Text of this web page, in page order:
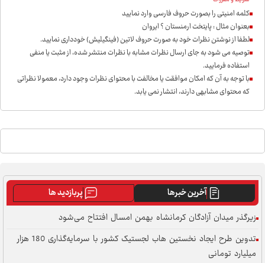
کلمه امنیتی را بصورت حروف فارسی وارد نمایید
بعنوان مثال : پایتخت ارمنستان ؟ ایروان
لطفا از نوشتن نظرات خود به صورت حروف لاتین (فینگیلیش) خودداری نمايید.
توصیه می شود به جای ارسال نظرات مشابه با نظرات منتشر شده، از مثبت یا منفی
استفاده فرمایید.
با توجه به آن که امکان موافقت یا مخالفت با محتوای نظرات وجود دارد، معمولا نظراتی
که محتوای مشابهی دارند، انتشار نمی یابد.
آخرین خبرها
پربازدید ها
زیرگذر میدان آزادگان کرمانشاه بهمن امسال افتتاح می‌شود
تدوین طرح ایجاد نخستین هاب لجستیک کشور با سرمایه‌گذاری 180 هزار
میلیارد تومانی